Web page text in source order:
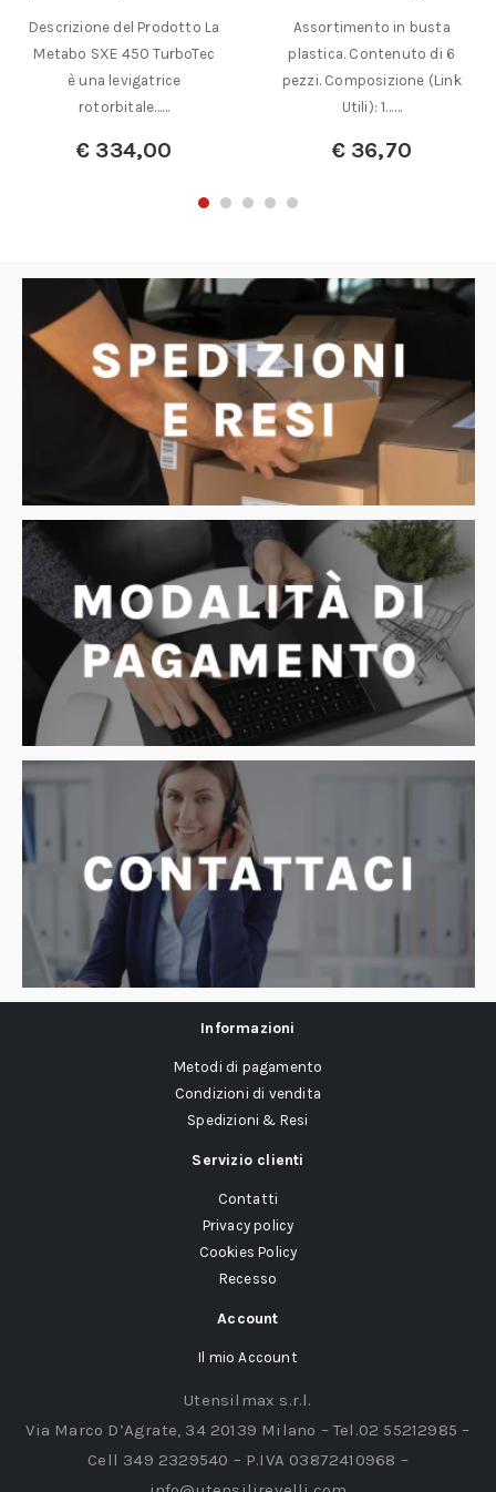
Descrizione del Prodotto La
Metabo SXE 450 TurboTec
è una levigatrice
rotorbitale……
€ 334,00
Assortimento in busta
plastica. Contenuto di 6
pezzi. Composizione (Link
Utili): 1……
€36,70
Informazioni
Metodi di pagamento
Condizioni di vendita
Spedizioni & Resi
Servizio clienti
Contatti
Privacy policy
Cookies Policy
Recesso
Account
Il mio Account
Utensilmax s.r.l.
Via Marco D’Agrate, 34 20139 Milano – Tel.02 55212985 –
Cell 349 2329540 – P.IVA 03872410968 –